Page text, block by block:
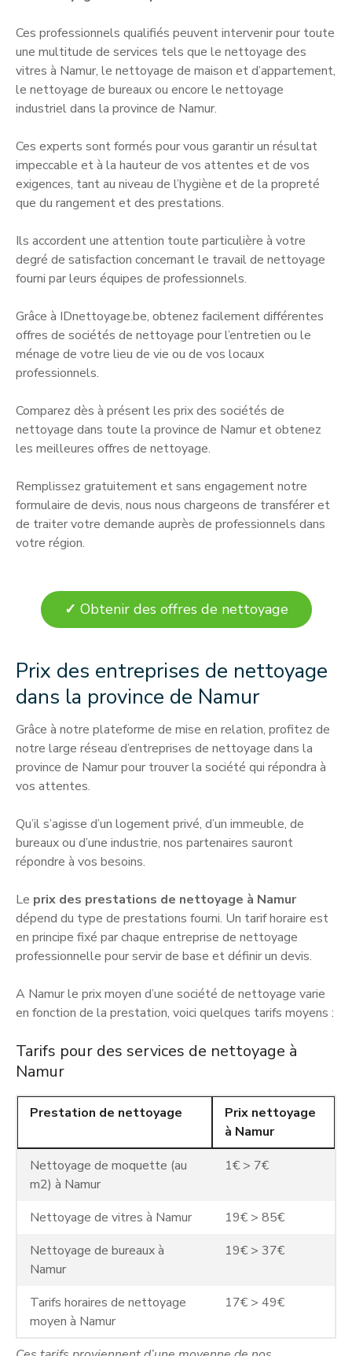
Ces professionnels qualifiés peuvent intervenir pour toute
une multitude de services tels que le nettoyage des
vitres à Namur, le nettoyage de maison et d’appartement,
le nettoyage de bureaux ou encore le nettoyage
industriel dans la province de Namur.
Ces experts sont formés pour vous garantir un résultat
impeccable et à la hauteur de vos attentes et de vos
exigences, tant au niveau de l’hygiène et de la propreté
que du rangement et des prestations.
Ils accordent une attention toute particulière à votre
degré de satisfaction concernant le travail de nettoyage
fourni par leurs équipes de professionnels.
Grâce à IDnettoyage.be, obtenez facilement différentes
offres de sociétés de nettoyage pour l’entretien ou le
ménage de votre lieu de vie ou de vos locaux
professionnels.
Comparez dès à présent les prix des sociétés de
nettoyage dans toute la province de Namur et obtenez
les meilleures offres de nettoyage.
Remplissez gratuitement et sans engagement notre
formulaire de devis, nous nous chargeons de transférer et
de traiter votre demande auprès de professionnels dans
votre région.
✓ Obtenir des offres de nettoyage
Prix des entreprises de nettoyage
dans la province de Namur
Grâce à notre plateforme de mise en relation, profitez de
notre large réseau d’entreprises de nettoyage dans la
province de Namur pour trouver la société qui répondra à
vos attentes.
Qu’il s’agisse d’un logement privé, d’un immeuble, de
bureaux ou d’une industrie, nos partenaires sauront
répondre à vos besoins.
Le prix des prestations de nettoyage à Namur
dépend du type de prestations fourni. Un tarif horaire est
en principe fixé par chaque entreprise de nettoyage
professionnelle pour servir de base et définir un devis.
A Namur le prix moyen d’une société de nettoyage varie
en fonction de la prestation, voici quelques tarifs moyens :
Tarifs pour des services de nettoyage à
Namur
Prestation de nettoyage
Prix nettoyage
à Namur
Nettoyage de moquette (au
m2) à Namur
1€ > 7€
Nettoyage de vitres à Namur
19€ > 85€
Nettoyage de bureaux à
Namur
19€ > 37€
Tarifs horaires de nettoyage
moyen à Namur
17€ > 49€